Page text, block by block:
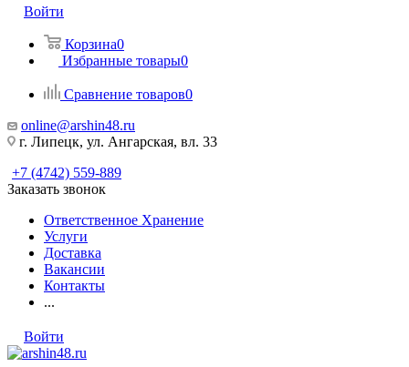
Войти
Корзина0
Избранные товары0
Сравнение товаров0
online@arshin48.ru
г. Липецк, ул. Ангарская, вл. 33
+7 (4742) 559-889
Заказать звонок
Ответственное Хранение
Услуги
Доставка
Вакансии
Контакты
...
Войти